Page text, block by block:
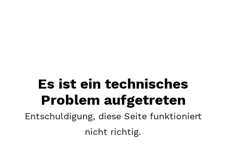
Es ist ein technisches
Problem aufgetreten
Entschuldigung, diese Seite funktioniert
nicht richtig.